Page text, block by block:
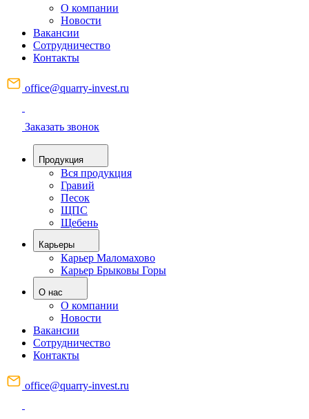
О компании
Новости
Вакансии
Сотрудничество
Контакты
office@quarry-invest.ru
Заказать звонок
Продукция
Вся продукция
Гравий
Песок
ЩПС
Щебень
Карьеры
Карьер Маломахово
Карьер Брыковы Горы
О нас
О компании
Новости
Вакансии
Сотрудничество
Контакты
office@quarry-invest.ru